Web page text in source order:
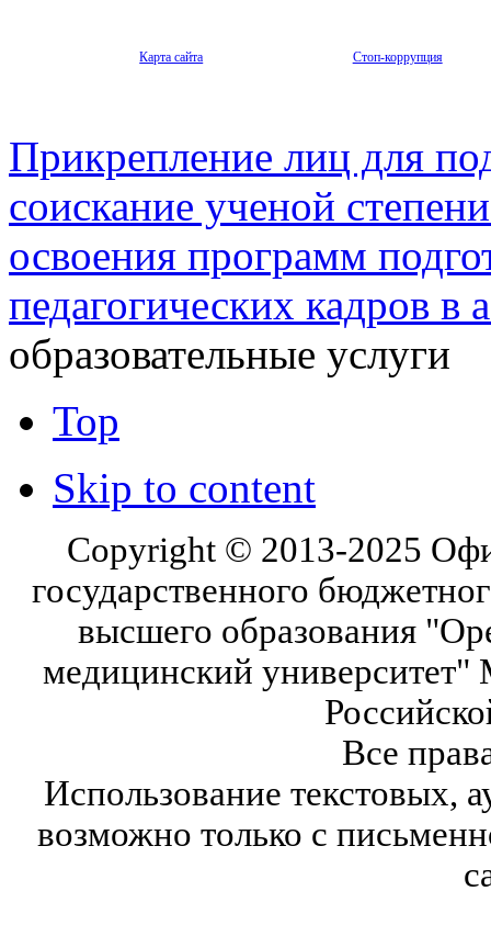
Карта сайта Стоп-коррупция
Прикрепление лиц для
соискание ученой
освоения программ
педагогических кадров в
образовательные услуги
Top
Skip to content
Copyright © 2013-2025
государственного
высшего образования
медицинский университет"
Все
Использование текстовых,
возможно только с